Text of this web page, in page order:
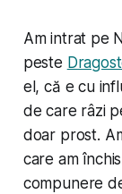
Am intrat pe
peste
el, că e cu
de care râzi
doar prost.
care am
compunere